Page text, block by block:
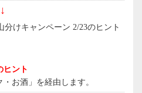
ヒント
お酒」を経由します。